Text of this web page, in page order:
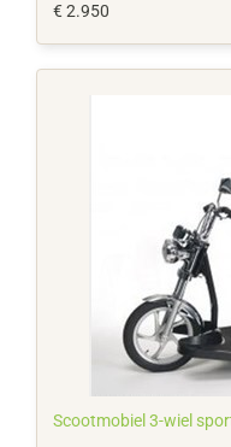
€ 2.950
Scootmobiel 3-wiel